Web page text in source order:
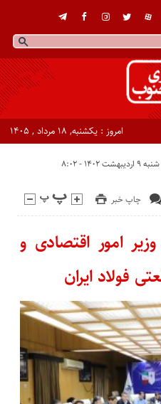
امروز : یکشنبه, ۱۸ مرداد , ۱۴۰۵
۱۴۰۲ - ۸:۰۲
چاپ خبر
امور اقتصادی و
فولاد ایران